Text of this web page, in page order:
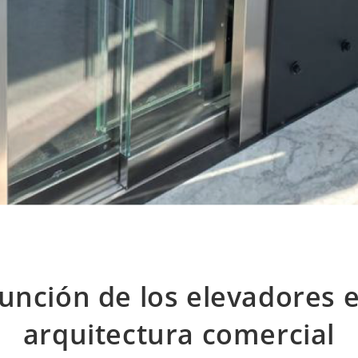
de los elevadores
arquitectura comercial